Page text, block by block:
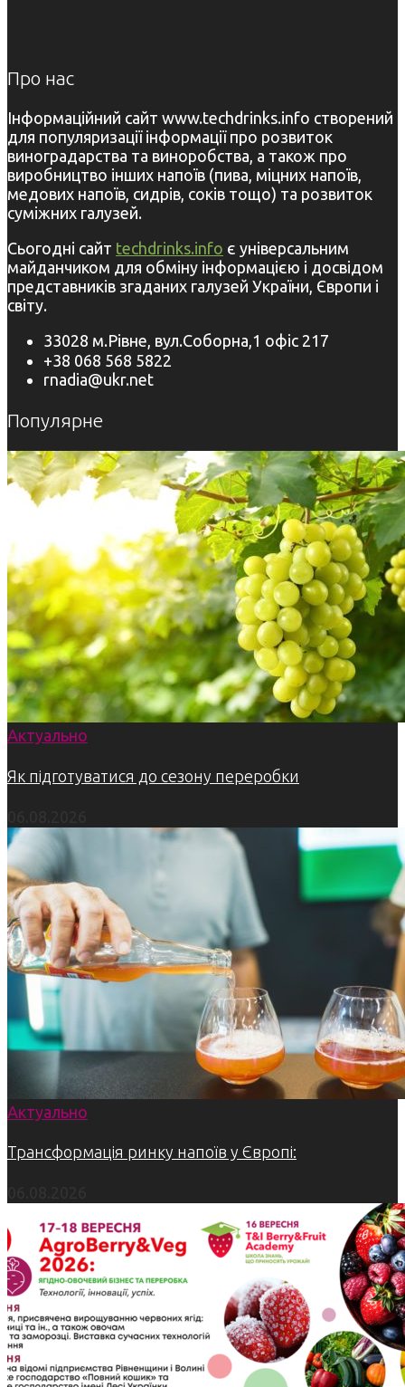
Про нас
Інформаційний сайт www.techdrinks.info створений
для популяризації інформації про розвиток
виноградарства та виноробства, а також про
виробництво інших напоїв (пива, міцних напоїв,
медових напоїв, сидрів, соків тощо) та розвиток
суміжних галузей.
Сьогодні сайт techdrinks.info є універсальним
майданчиком для обміну інформацією і досвідом
представників згаданих галузей України, Європи і
світу.
33028 м.Рівне, вул.Соборна,1 офіс 217
+38 068 568 5822
rnadia@ukr.net
Популярне
Актуально
Як підготуватися до сезону переробки
Актуально
Трансформація ринку напоїв у Європі: